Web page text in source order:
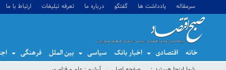
سرمقاله یادداشت ها گفتگو درباره ما تعرفه تبلیغات ارتباط با ما
خانه اقتصادی اخبار بانک سیاسی بین الملل فرهنگی